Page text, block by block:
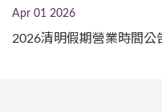
Apr 01 2026
2026清明假期營業時間公